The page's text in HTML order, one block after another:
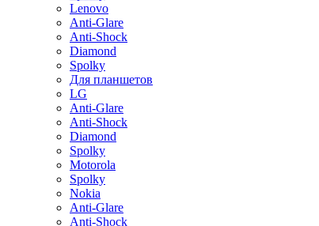
Lenovo
Anti-Glare
Anti-Shock
Diamond
Spolky
Для планшетов
LG
Anti-Glare
Anti-Shock
Diamond
Spolky
Motorola
Spolky
Nokia
Anti-Glare
Anti-Shock